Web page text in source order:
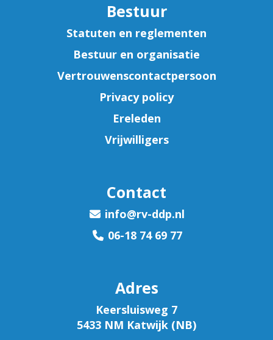
Bestuur
Statuten en reglementen
Bestuur en organisatie
Vertrouwenscontactpersoon
Privacy policy
Ereleden
Vrijwilligers
Contact
ofni@rv-ddp.nl
06-18 74 69 77
Adres
Keersluisweg 7
5433 NM Katwijk (NB)